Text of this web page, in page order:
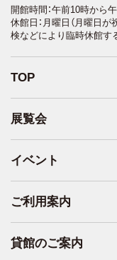
TOP
展覧会
イベント
ご利用案内
貸館のご案内
開館時間：午前10時から
休館日：月曜日（月曜日が
検などにより臨時休館す